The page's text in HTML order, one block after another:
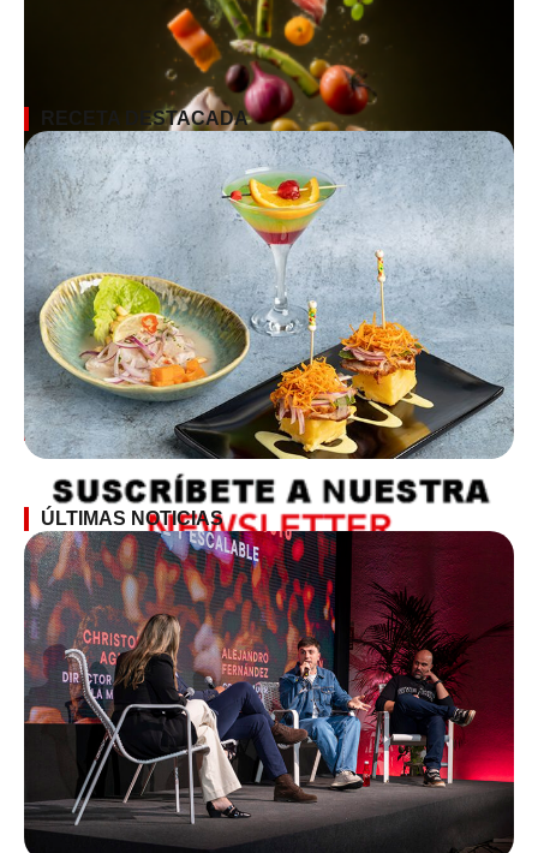
SUSCRÍBETE A LA NEWSLETTER
RECETA DESTACADA
ÚLTIMAS NOTICIAS